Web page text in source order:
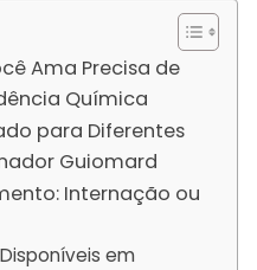
Ama Precisa de
Química
para Diferentes
Guiomard
Internação ou
em